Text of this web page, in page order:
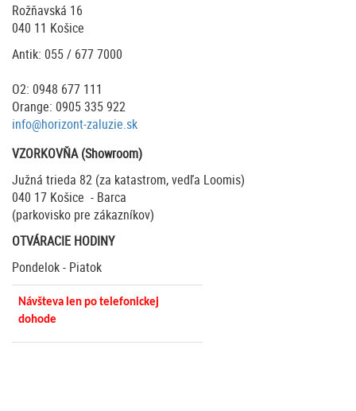
Rožňavská 16
040 11 Košice
Antik: 055 / 677 7000
O2: 0948 677 111
Orange: 0905 335 922
info@horizont-zaluzie.sk
VZORKOVŇA (Showroom)
Južná trieda 82 (za katastrom, vedľa Loomis)
040 17 Košice - Barca
(parkovisko pre zákazníkov)
OTVÁRACIE HODINY
Pondelok - Piatok
Návšteva len po telefonickej
dohode